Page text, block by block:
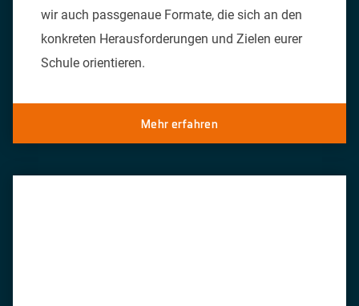
wir auch passgenaue Formate, die sich an den
konkreten Herausforderungen und Zielen eurer
Schule orientieren.
Mehr erfahren